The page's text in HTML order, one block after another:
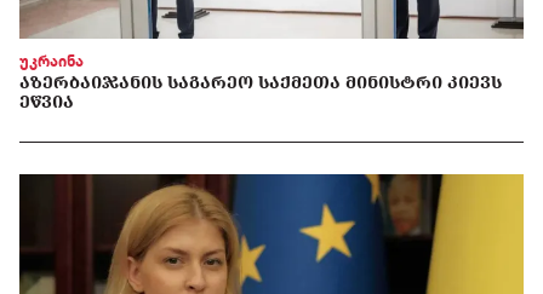
უკრაინა
ᲐᲖᲔᲠᲑᲐᲘᲯᲐᲜᲘᲡ ᲡᲐᲒᲐᲠᲔᲝ ᲡᲐᲥᲛᲔᲗᲐ ᲛᲘᲜᲘᲡᲢᲠᲘ ᲙᲘᲔᲕᲡ
ᲔᲬᲕᲘᲐ